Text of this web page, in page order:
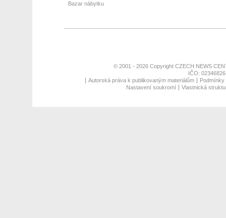
Bazar nábytku
© 2001 - 2026 Copyright CZECH NEWS
IČO:
Autorská práva k publikovaným materiálům
Nastavení soukromí
Vlastnická